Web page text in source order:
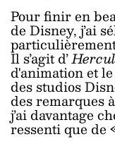
Pour finir en
de Disney, j’ai
Il s’agit d’
d'animation et le
des studios
des remarques
j’ai davantage
ressenti que de